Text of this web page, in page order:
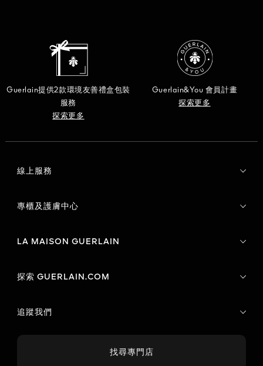
Guerlain提供2款環境友善禮盒包裝
服務
探索更多
Guerlain&You 會員計畫
探索更多
線上服務
專櫃及護膚中心
LA MAISON GUERLAIN
探索 GUERLAIN.COM
追蹤我們
找尋專門店